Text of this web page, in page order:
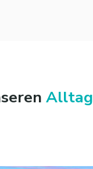
Alltag